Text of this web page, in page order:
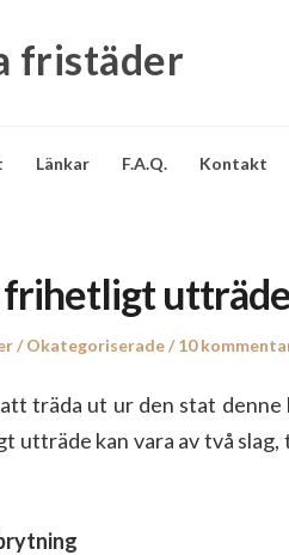
fristäder
Länkar F.A.Q. Kontakt
Posted
Okategoriserade 10
träda ut ur den stat denne
kan vara av två